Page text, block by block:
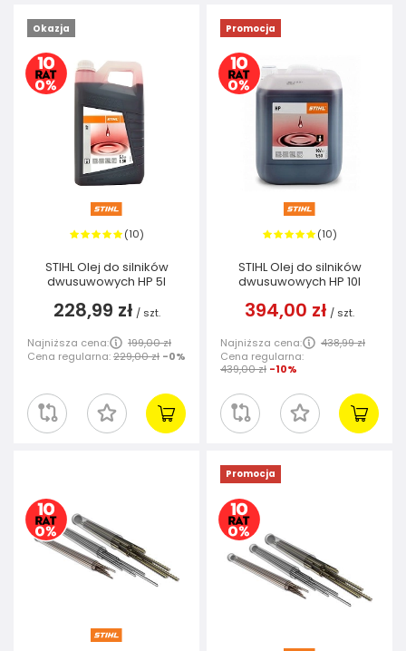
Okazja
(10)
STIHL Olej do silników
dwusuwowych HP 5l
228,99 zł / szt.
Najniższa cena:
199,00 zł
Cena regularna:229,00 zł -0%
Promocja
(10)
STIHL Olej do silników
dwusuwowych HP 10l
394,00 zł / szt.
Najniższa cena:
438,99 zł
Cena regularna:
439,00 zł -10%
Promocja